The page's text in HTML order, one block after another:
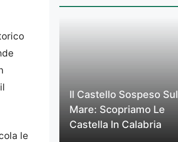
le
Il Castello Sospeso Sul
Mare: Scopriamo Le
Castella In Calabria